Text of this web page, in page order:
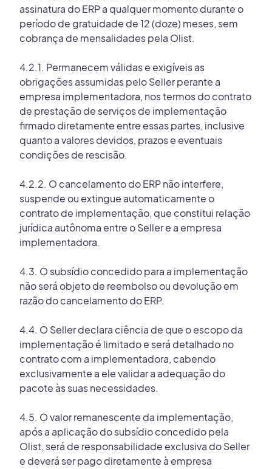
assinatura do ERP a qualquer momento durante o
período de gratuidade de 12 (doze) meses, sem
cobrança de mensalidades pela Olist.
4.2.1. Permanecem válidas e exigíveis as
obrigações assumidas pelo Seller perante a
empresa implementadora, nos termos do contrato
de prestação de serviços de implementação
firmado diretamente entre essas partes, inclusive
quanto a valores devidos, prazos e eventuais
condições de rescisão.
4.2.2. O cancelamento do ERP não interfere,
suspende ou extingue automaticamente o
contrato de implementação, que constitui relação
jurídica autônoma entre o Seller e a empresa
implementadora.
4.3. O subsídio concedido para a implementação
não será objeto de reembolso ou devolução em
razão do cancelamento do ERP.
4.4. O Seller declara ciência de que o escopo da
implementação é limitado e será detalhado no
contrato com a implementadora, cabendo
exclusivamente a ele validar a adequação do
pacote às suas necessidades.
4.5. O valor remanescente da implementação,
após a aplicação do subsídio concedido pela
Olist, será de responsabilidade exclusiva do Seller
e deverá ser pago diretamente à empresa